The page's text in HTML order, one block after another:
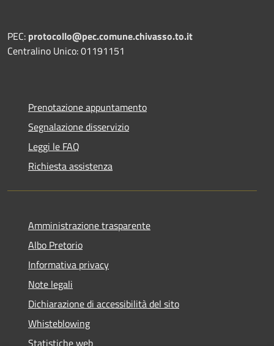
PEC: protocollo@pec.comune.chivasso.to.it
Centralino Unico: 01191151
Prenotazione appuntamento
Segnalazione disservizio
Leggi le FAQ
Richiesta assistenza
Amministrazione trasparente
Albo Pretorio
Informativa privacy
Note legali
Dichiarazione di accessibilità del sito
Whisteblowing
Statistiche web